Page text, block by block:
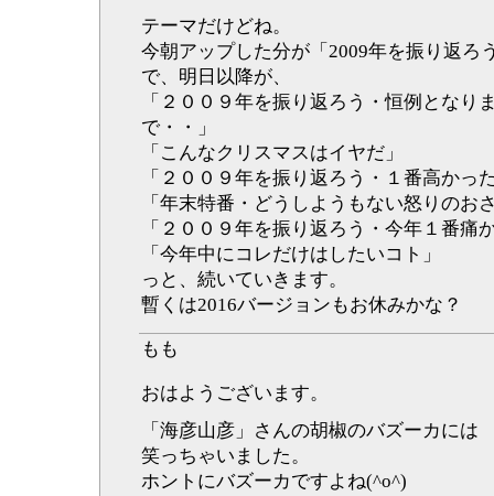
テーマだけどね。
今朝アップした分が「2009年を振り返ろ
で、明日以降が、
「２００９年を振り返ろう・恒例となり
で・・」
「こんなクリスマスはイヤだ」
「２００９年を振り返ろう・１番高かっ
「年末特番・どうしようもない怒りのお
「２００９年を振り返ろう・今年１番痛
「今年中にコレだけはしたいコト」
っと、続いていきます。
暫くは2016バージョンもお休みかな？
もも
おはようございます。
「海彦山彦」さんの胡椒のバズーカには
笑っちゃいました。
ホントにバズーカですよね(^o^)